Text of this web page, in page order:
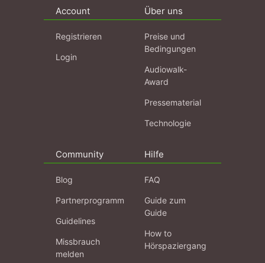
Account
Registrieren
Login
Über uns
Preise und
Bedingungen
Audiowalk-
Award
Pressematerial
Technologie
Community
Blog
Partnerprogramm
Guidelines
Missbrauch
melden
Hilfe
FAQ
Guide zum
Guide
How to
Hörspaziergang